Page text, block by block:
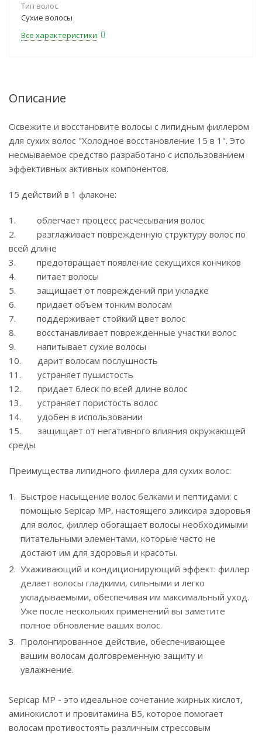
Тип волос
Сухие волосы
Все характеристики
Описание
Освежите и восстановите волосы с липидным филлером
для сухих волос "Холодное восстановление 15 в 1". Это
несмываемое средство разработано с использованием
эффективных активных компонентов.
15 действий в 1 флаконе:
1. облегчает процесс расчесывания волос
2. разглаживает поврежденную структуру волос по
всей длине
3. предотвращает появление секущихся кончиков
4. питает волосы
5. защищает от повреждений при укладке
6. придает объем тонким волосам
7. поддерживает стойкий цвет волос
8. восстанавливает поврежденные участки волос
9. напитывает сухие волосы
10. дарит волосам послушность
11. устраняет пушистость
12. придает блеск по всей длине волос
13. устраняет пористость волос
14. удобен в использовании
15. защищает от негативного влияния окружающей
среды
Преимущества липидного филлера для сухих волос:
Быстрое насыщение волос белками и пептидами: с
помощью Sepicap MP, настоящего эликсира здоровья
для волос, филлер обогащает волосы необходимыми
питательными элементами, которые часто не
достают им для здоровья и красоты.
Ухаживающий и кондиционирующий эффект: филлер
делает волосы гладкими, сильными и легко
укладываемыми, обеспечивая им максимальный уход.
Уже после нескольких применений вы заметите
полное обновление ваших волос.
Пролонгированное действие, обеспечивающее
вашим волосам долговременную защиту и
увлажнение.
Sepicap MP - это идеальное сочетание жирных кислот,
аминокислот и провитамина В5, которое помогает
волосам противостоять различным стрессовым